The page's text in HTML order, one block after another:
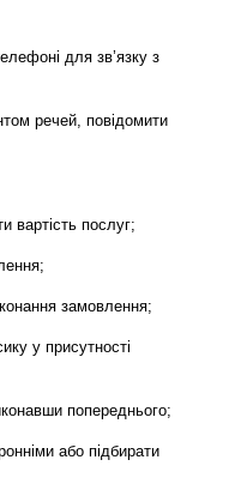
для зв’язку з
речей, повідомити
вартість послуг;
замовлення;
у присутності
попереднього;
або підбирати